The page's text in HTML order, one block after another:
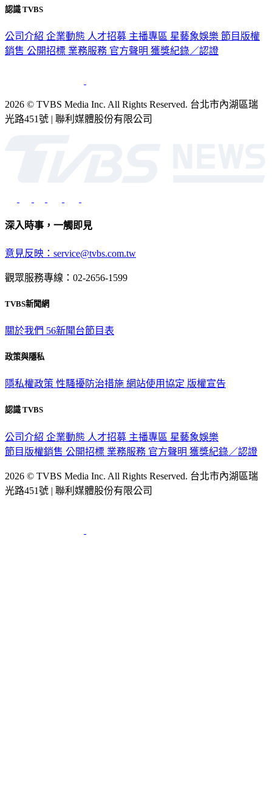
認識 TVBS
公司介紹 企業動態 人才招募 主播專區 星藝象娛樂 節目版權
銷售 公開招標 業務服務 官方聲明 獲獎紀錄／認證
2026 © TVBS Media Inc. All Rights Reserved. 台北市內湖區瑞
光路451號 | 聯利媒體股份有限公司
深入時事，一觸即見
意見反映：service@tvbs.com.tw
觀眾服務專線：02-2656-1599
TVBS新聞網
關於我們 56新聞台節目表
政策與隱私
隱私權政策 性騷擾防治措施 網站使用協定 版權宣告
認識 TVBS
公司介紹 企業動態 人才招募 主播專區 星藝象娛樂
節目版權銷售 公開招標 業務服務 官方聲明 獲獎紀錄／認證
2026 © TVBS Media Inc. All Rights Reserved. 台北市內湖區瑞
光路451號 | 聯利媒體股份有限公司